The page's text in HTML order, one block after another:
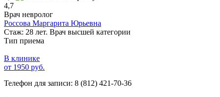
4,7
Врач невролог
Россова Маргарита Юрьевна
Стаж: 28 лет. Врач высшей категории
Тип приема
В клинике
от 1950 руб.
Телефон для записи: 8 (812) 421-70-36